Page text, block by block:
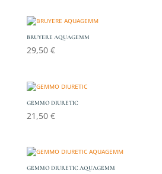
BRUYERE AQUAGEMM
29,50 €
GEMMO DIURETIC
21,50 €
GEMMO DIURETIC AQUAGEMM